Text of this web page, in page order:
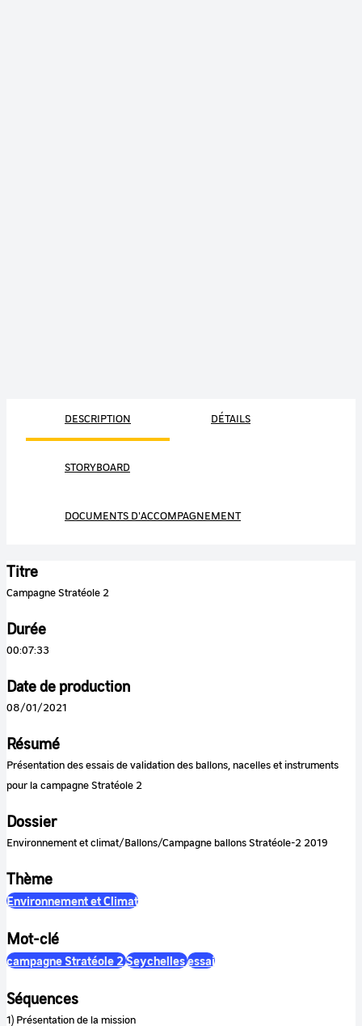
DESCRIPTION DÉTAILS
STORYBOARD
DOCUMENTS D'ACCOMPAGNEMENT
Titre
Campagne Stratéole 2
Durée
00:07:33
Date de production
08/01/2021
Résumé
Présentation des essais de validation des ballons, nacelles et instruments
pour la campagne Stratéole 2
Dossier
Environnement et climat/Ballons/Campagne ballons Stratéole-2 2019
Thème
Environnement et Climat
Mot-clé
campagne Stratéole 2Seychellesessai
Séquences
1) Présentation de la mission